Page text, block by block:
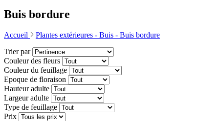
Buis bordure
Accueil Plantes extérieures - Buis - Buis bordure
Trier par
Couleur des fleurs
Couleur du feuillage
Epoque de floraison
Hauteur adulte
Largeur adulte
Type de feuillage
Prix